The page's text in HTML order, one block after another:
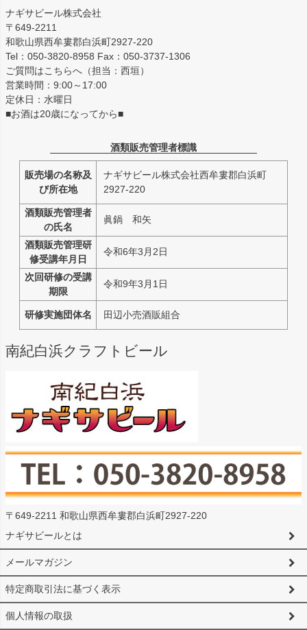
ナギサビール株式会社
〒649-2211
和歌山県西牟婁郡白浜町2927-220
Tel：050-3820-8958 Fax：050-3737-1306
ご質問はこちらへ（担当：西垣）
営業時間：9:00～17:00
定休日：水曜日
■お酒は20歳になってから■
酒類販売管理者標識
販売場の名称及
び所在地
ナギサビール株式会社西牟婁郡白浜町
2927-220
酒類販売管理者
の氏名
眞鍋 和矢
酒類販売管理研
修受講年月日
令和6年3月2日
次回研修の受講
期限
令和9年3月1日
研修実施団体名 田辺小売酒販組合
南紀白浜クラフトビール
〒649-2211 和歌山県西牟婁郡白浜町2927-220
ナギサビールとは
メールマガジン
特定商取引法に基づく表示
個人情報の取扱